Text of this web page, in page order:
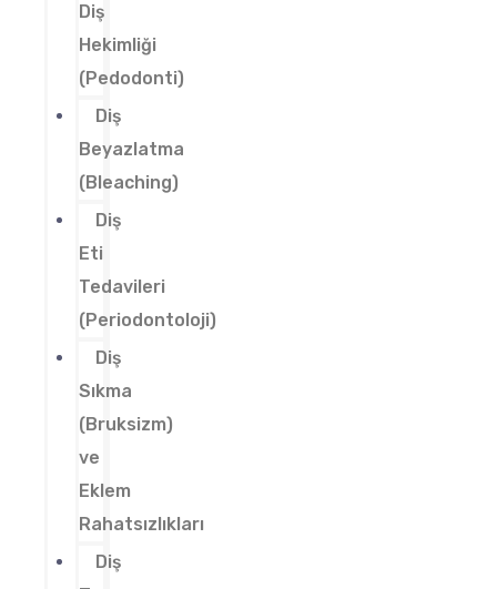
Diş
Hekimliği
(Pedodonti)
Diş
Beyazlatma
(Bleaching)
Diş
Eti
Tedavileri
(Periodontoloji)
Diş
Sıkma
(Bruksizm)
ve
Eklem
Rahatsızlıkları
Diş